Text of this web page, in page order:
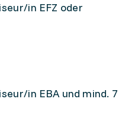
in EFZ oder
in EBA und mind. 7